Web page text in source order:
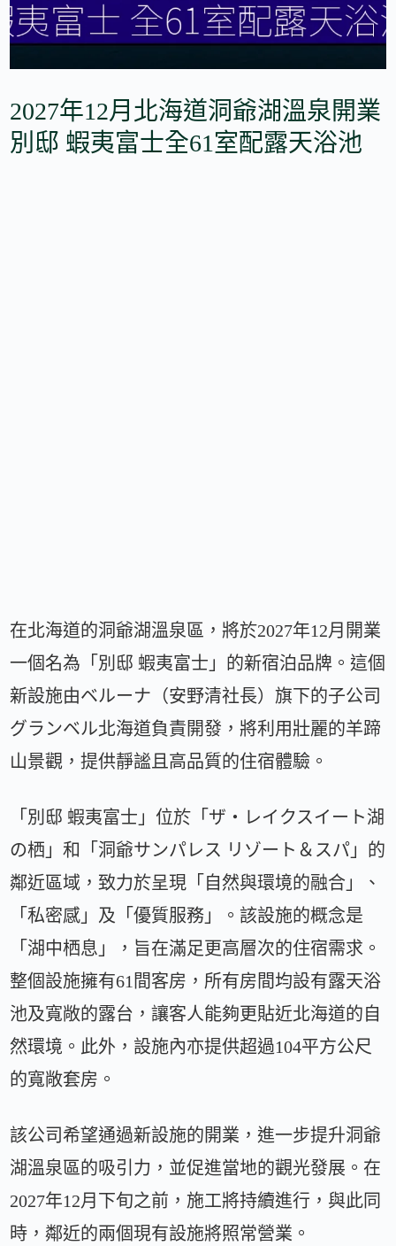
2027年12月北海道洞爺湖溫泉開業
別邸 蝦夷富士全61室配露天浴池
在北海道的洞爺湖溫泉區，將於2027年12月開業
一個名為「別邸 蝦夷富士」的新宿泊品牌。這個
新設施由ベルーナ（安野清社長）旗下的子公司
グランベル北海道負責開發，將利用壯麗的羊蹄
山景觀，提供靜謐且高品質的住宿體驗。
「別邸 蝦夷富士」位於「ザ・レイクスイート湖
の栖」和「洞爺サンパレス リゾート＆スパ」的
鄰近區域，致力於呈現「自然與環境的融合」、
「私密感」及「優質服務」。該設施的概念是
「湖中栖息」，旨在滿足更高層次的住宿需求。
整個設施擁有61間客房，所有房間均設有露天浴
池及寬敞的露台，讓客人能夠更貼近北海道的自
然環境。此外，設施內亦提供超過104平方公尺
的寬敞套房。
該公司希望通過新設施的開業，進一步提升洞爺
湖溫泉區的吸引力，並促進當地的觀光發展。在
2027年12月下旬之前，施工將持續進行，與此同
時，鄰近的兩個現有設施將照常營業。